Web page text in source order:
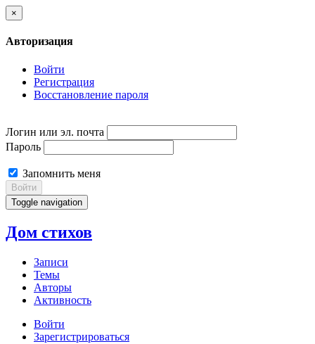
×
Авторизация
Войти
Регистрация
Восстановление пароля
Логин или эл. почта
Пароль
Запомнить меня
Войти
Toggle navigation
Дом стихов
Записи
Темы
Авторы
Активность
Войти
Зарегистрироваться